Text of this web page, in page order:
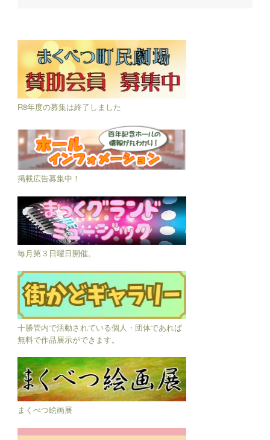
R8年度の募集は終了しました
掲載広告募集中！
毎月第３日曜日開催。
十勝管内で活動されている個人・団体であれば
無料で作品展示ができます。
まくべつ絵画展